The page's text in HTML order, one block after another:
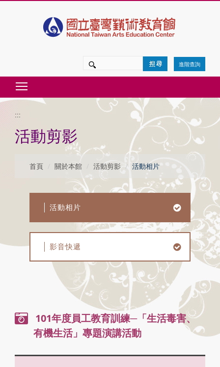
容
區
塊
進階查詢
:::
活動剪影
首頁 關於本館 活動剪影 活動相片
活動相片
影音快遞
101年度員工教育訓練─「生活毒害、
有機生活」專題演講活動